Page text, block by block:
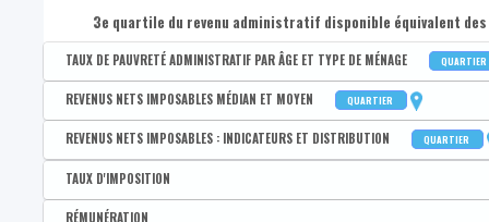
3e quartile du revenu administratif disponible équivalent des
TAUX DE PAUVRETÉ ADMINISTRATIF PAR ÂGE ET TYPE DE MÉNAGE QUARTIER
Disponible par : Commune - Arrondissement - Province - Quartier
Taux de pauvreté administratif de la population
Taux de pauvreté administratif des 0-17 ans
Taux de pauvreté administratif des 18-24 ans
REVENUS NETS IMPOSABLES MÉDIAN ET MOYEN QUARTIER
Disponible par : Commune - Arrondissement - Province - Quartier
Revenu médian par déclaration
Revenu moyen par déclaration
REVENUS NETS IMPOSABLES : INDICATEURS ET DISTRIBUTION QUARTIER
Disponible par :Commune - Arrondissement - Province - Quartier
Coefficient interquartile des revenus nets imposables par
TAUX D'IMPOSITION
Disponible par :Commune - Arrondissement - Province - Bassin EFE - Zone de
RÉMUNÉRATION